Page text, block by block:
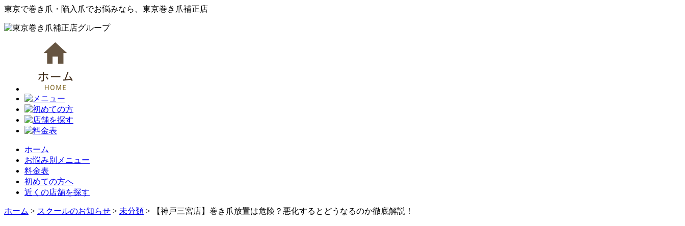
東京で巻き爪・陥入爪でお悩みなら、東京巻き爪補正店
ホーム
お悩み別メニュー
料金表
初めての方へ
近くの店舗を探す
ホーム > スクールのお知らせ > 未分類 > 【神戸三宮店】巻き爪放置は危険？悪化するとどうなるのか徹底解説！